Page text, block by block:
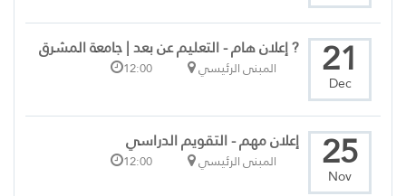
21
Dec
? إعلان هام - التعليم عن بعد | جامعة المشرق
المبنى الرئيسي 12:00
25
Nov
إعلان مهم - التقويم الدراسي
المبنى الرئيسي 12:00